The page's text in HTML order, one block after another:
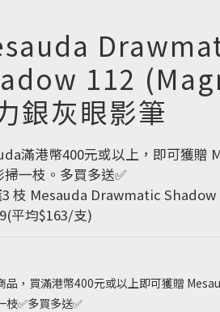
112
銀灰眼影筆
滿港幣400元或以上，即可獲贈
掃一枝。多買多送✅
3 枝 Mesauda Drawmatic Shadow
平均$163/支)
品，買滿港幣400元或以上即可獲贈
枝✅多買多送✅